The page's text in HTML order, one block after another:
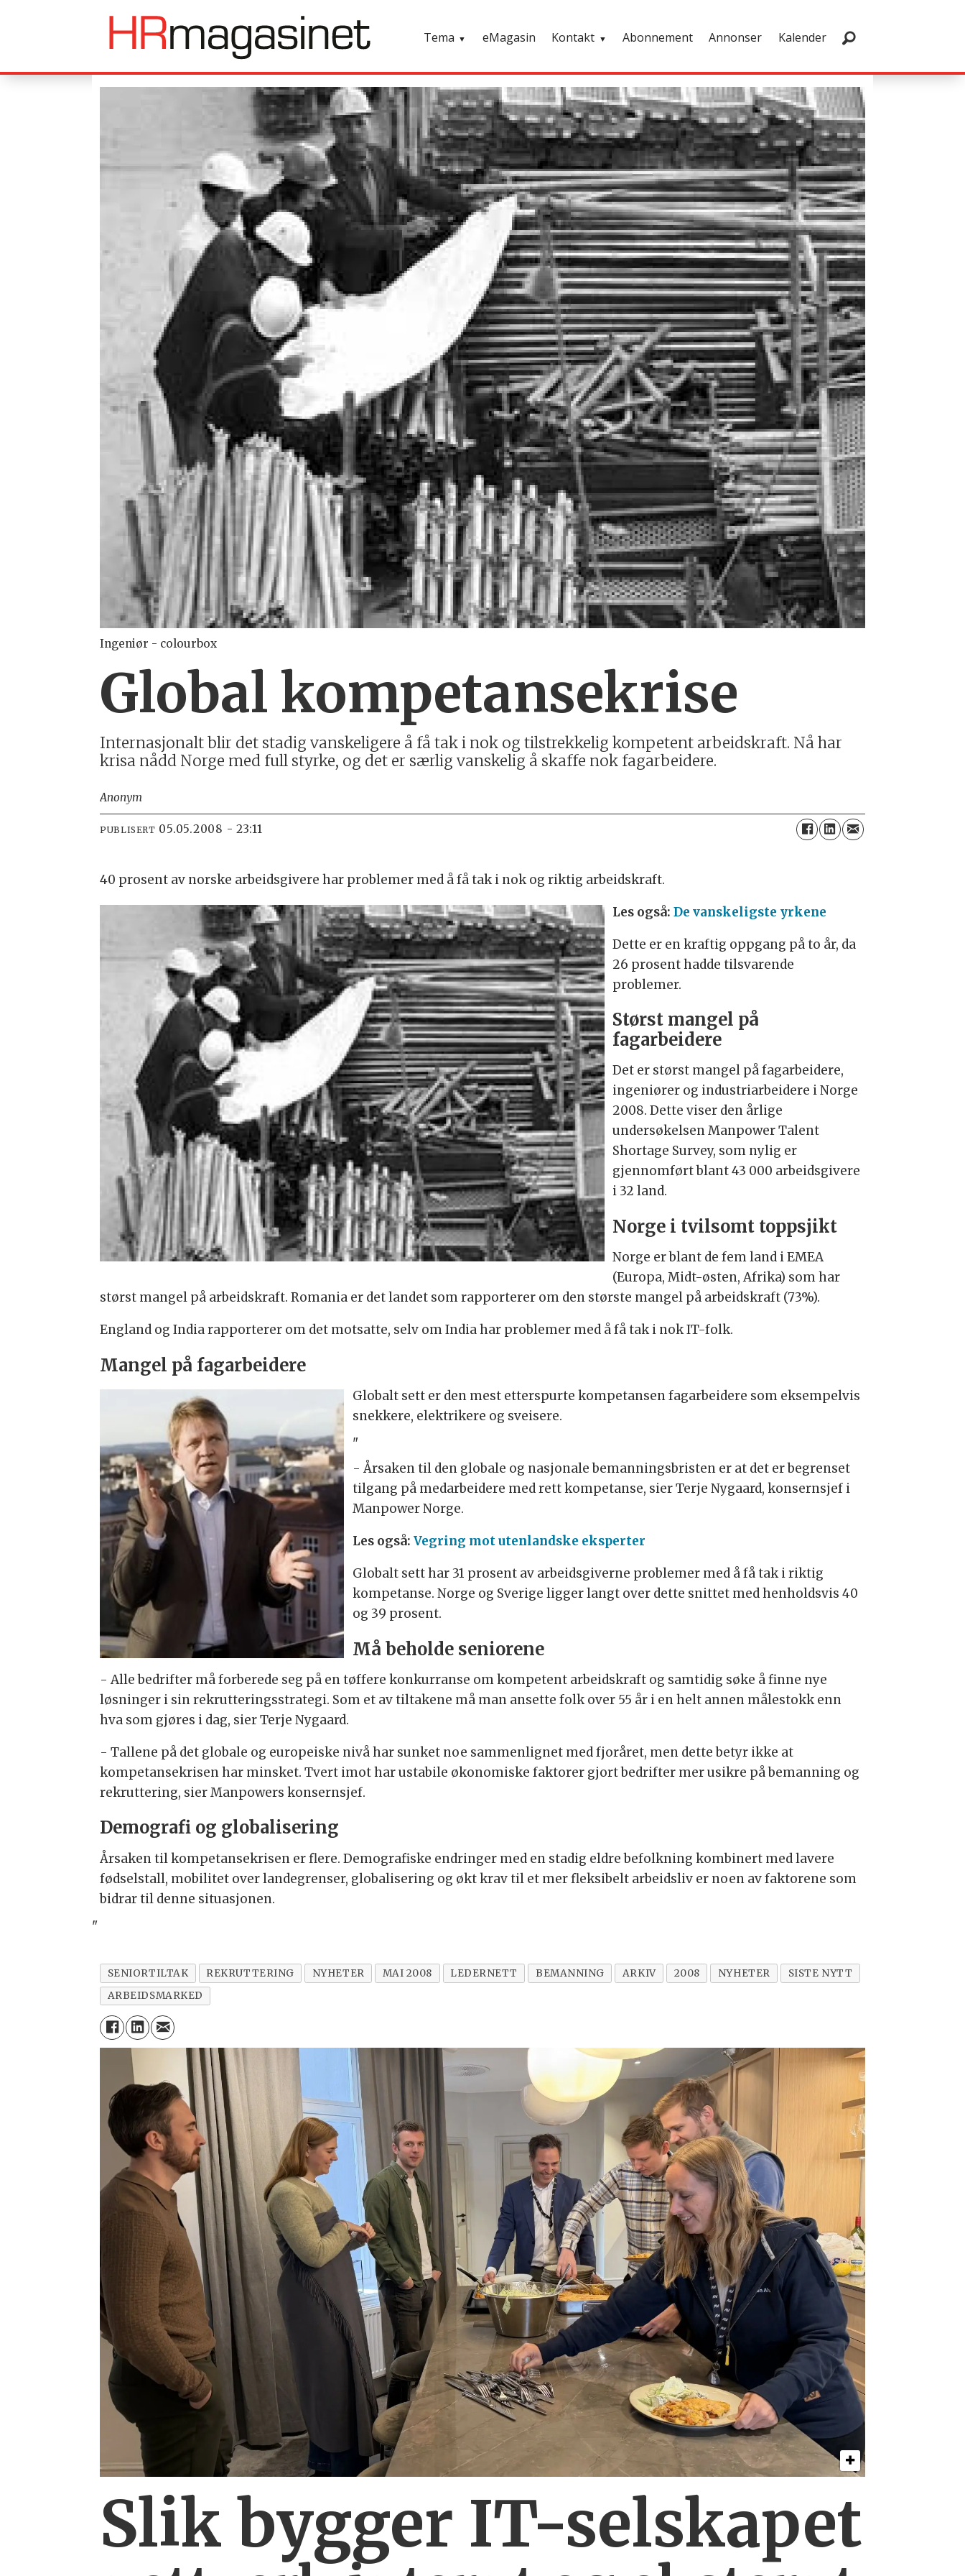
Tema eMagasin Kontakt Abonnement Annonser Kalender
Ingeniør - colourbox
Global kompetansekrise
Internasjonalt blir det stadig vanskeligere å få tak i nok og tilstrekkelig kompetent arbeidskraft. Nå har
krisa nådd Norge med full styrke, og det er særlig vanskelig å skaffe nok fagarbeidere.
Anonym
PUBLISERT 05.05.2008 - 23:11
40 prosent av norske arbeidsgivere har problemer med å få tak i nok og riktig arbeidskraft.
Les også:De vanskeligste yrkene
Dette er en kraftig oppgang på to år, da
26 prosent hadde tilsvarende
problemer.
Størst mangel på
fagarbeidere
Det er størst mangel på fagarbeidere,
ingeniører og industriarbeidere i Norge
2008. Dette viser den årlige
undersøkelsen Manpower Talent
Shortage Survey, som nylig er
gjennomført blant 43 000 arbeidsgivere
i 32 land.
Norge i tvilsomt toppsjikt
Norge er blant de fem land i EMEA
(Europa, Midt-østen, Afrika) som har
størst mangel på arbeidskraft. Romania er det landet som rapporterer om den største mangel på arbeidskraft (73%).
England og India rapporterer om det motsatte, selv om India har problemer med å få tak i nok IT-folk.
Mangel på fagarbeidere
Globalt sett er den mest etterspurte kompetansen fagarbeidere som eksempelvis
snekkere, elektrikere og sveisere.
"
- Årsaken til den globale og nasjonale bemanningsbristen er at det er begrenset
tilgang på medarbeidere med rett kompetanse, sier Terje Nygaard, konsernsjef i
Manpower Norge.
Les også: Vegring mot utenlandske eksperter
Globalt sett har 31 prosent av arbeidsgiverne problemer med å få tak i riktig
kompetanse. Norge og Sverige ligger langt over dette snittet med henholdsvis 40
og 39 prosent.
Må beholde seniorene
- Alle bedrifter må forberede seg på en tøffere konkurranse om kompetent arbeidskraft og samtidig søke å finne nye
løsninger i sin rekrutteringsstrategi. Som et av tiltakene må man ansette folk over 55 år i en helt annen målestokk enn
hva som gjøres i dag, sier Terje Nygaard.
- Tallene på det globale og europeiske nivå har sunket noe sammenlignet med fjoråret, men dette betyr ikke at
kompetansekrisen har minsket. Tvert imot har ustabile økonomiske faktorer gjort bedrifter mer usikre på bemanning og
rekruttering, sier Manpowers konsernsjef.
Demografi og globalisering
Årsaken til kompetansekrisen er flere. Demografiske endringer med en stadig eldre befolkning kombinert med lavere
fødselstall, mobilitet over landegrenser, globalisering og økt krav til et mer fleksibelt arbeidsliv er noen av faktorene som
bidrar til denne situasjonen.
"
SENIORTILTAK REKRUTTERING NYHETER MAI 2008 LEDERNETT BEMANNING ARKIV 2008 NYHETER
SISTE NYTT
ARBEIDSMARKED
Slik bygger IT-selskapet